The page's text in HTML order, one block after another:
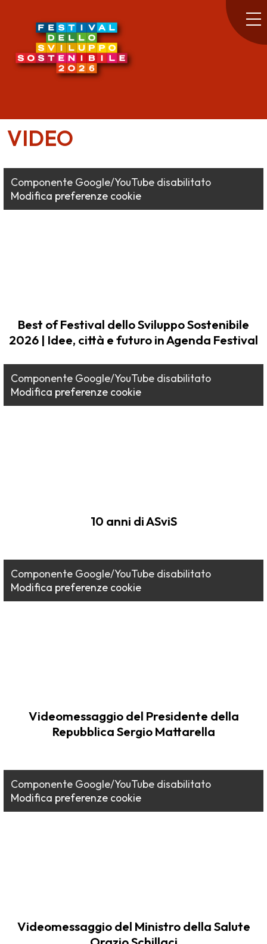
VIDEO
Componente Google/YouTube disabilitato
Modifica preferenze cookie
Best of Festival dello Sviluppo Sostenibile
2026 | Idee, città e futuro in Agenda Festival
Componente Google/YouTube disabilitato
Modifica preferenze cookie
10 anni di ASviS
Componente Google/YouTube disabilitato
Modifica preferenze cookie
Videomessaggio del Presidente della
Repubblica Sergio Mattarella
Componente Google/YouTube disabilitato
Modifica preferenze cookie
Videomessaggio del Ministro della Salute